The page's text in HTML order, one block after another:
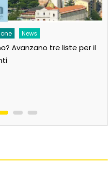
tre liste per il